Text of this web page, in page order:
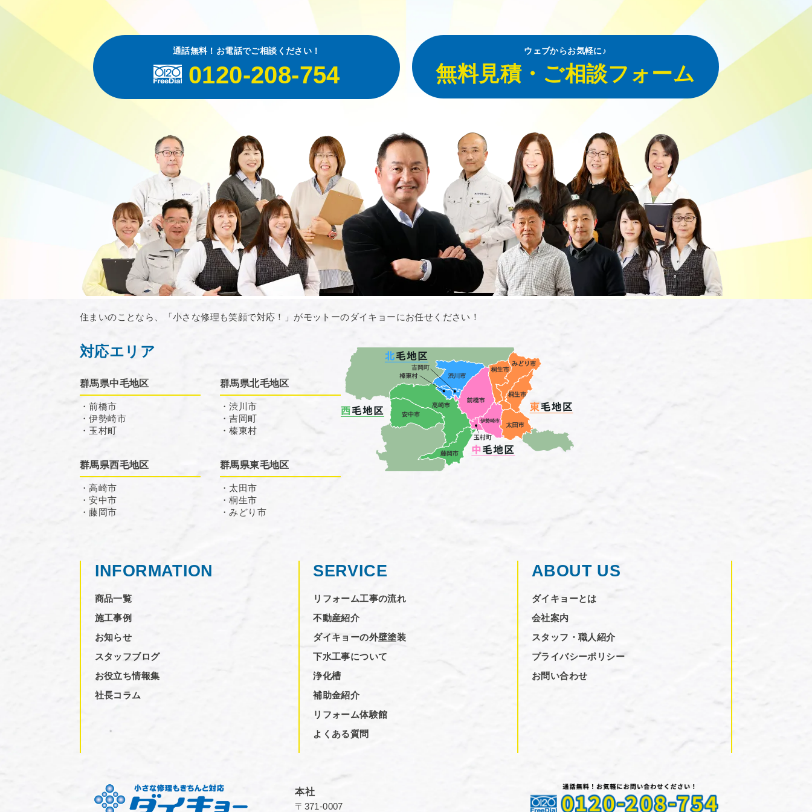
通話無料！お電話でご相談ください！
0120-208-754
ウェブからお気軽に♪
無料見積・ご相談フォーム
住まいのことなら、「小さな修理も笑顔で対応！」がモットーのダイキョーにお任せください！
対応エリア
群馬県中毛地区
・前橋市
・伊勢崎市
・玉村町
群馬県北毛地区
・渋川市
・吉岡町
・榛東村
群馬県西毛地区
・高崎市
・安中市
・藤岡市
群馬県東毛地区
・太田市
・桐生市
・みどり市
INFORMATION
商品一覧
施工事例
お知らせ
スタッフブログ
お役立ち情報集
社長コラム
SERVICE
リフォーム工事の流れ
不動産紹介
ダイキョーの外壁塗装
下水工事について
浄化槽
補助金紹介
リフォーム体験館
よくある質問
ABOUT US
ダイキョーとは
会社案内
スタッフ・職人紹介
プライバシーポリシー
お問い合わせ
本社
〒371-0007